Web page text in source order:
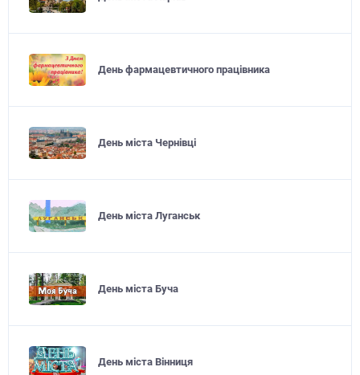
День фармацевтичного працівника
День міста Чернівці
День міста Луганськ
День міста Буча
День міста Вінниця